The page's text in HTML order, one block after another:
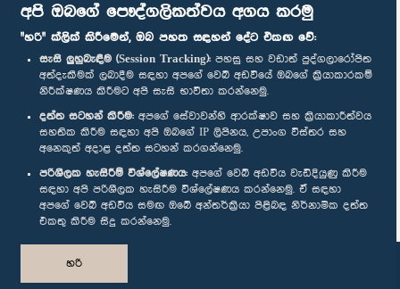
අපි ඔබගේ පෞද්ගලිකත්වය අගය කරමු
"හරි" ක්ලික් කිරීමෙන්, ඔබ පහත සඳහන් දේට එකඟ වේ:
සැසි ලුහුබැඳීම (Session Tracking): පහසු සහ වඩාත් පුද්ගලාරෝපිත
අත්දැකීමක් ලබාදීම සඳහා අපගේ වෙබ් අඩවියේ ඔබගේ ක්‍රියාකාරකම්
නිරීක්ෂණය කිරීමට අපි සැසි භාවිතා කරන්නෙමු.
දත්ත සටහන් කිරීම: අපගේ සේවාවන්හි ආරක්ෂාව සහ ක්‍රියාකාරීත්වය
සහතික කිරීම සඳහා අපි ඔබගේ IP ලිපිනය, උපාංග විස්තර සහ
අනෙකුත් අදාළ දත්ත සටහන් කරගන්නෙමු.
පරිශීලක හැසිරීම් විශ්ලේෂණය: අපගේ වෙබ් අඩවිය වැඩිදියුණු කිරීම
සඳහා අපි පරිශීලක හැසිරීම විශ්ලේෂණය කරන්නෙමු. ඒ සඳහා
අපගේ වෙබ් අඩවිය සමඟ ඔබේ අන්තර්ක්‍රියා පිළිබඳ නිර්නාමික දත්ත
එකතු කිරීම සිදු කරන්නෙමු.
හරි
පාර්ලිමේන්තු ජංගම යෙදුම
අප හා සම්බන්ධ වී සිටින්න :
සම්මාන
පෞද්ගලිකත්ව ප්‍රතිපත්තිය